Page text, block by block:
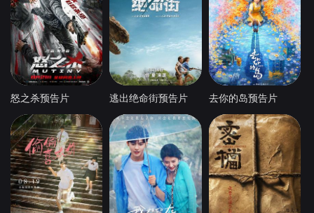
怒之杀预告片 逃出绝命街预告片 去你的岛预告片